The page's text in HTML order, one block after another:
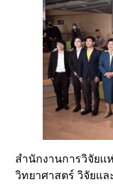
สำนักงานการวิจัยแ
วิทยาศาสตร์ วิจัยแ